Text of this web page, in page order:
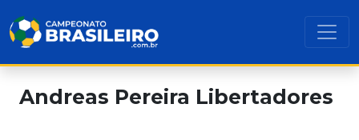
Andreas Pereira Libertadores